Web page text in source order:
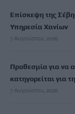
Επίσκεψη της
Υπηρεσία Χανίων
7 Αυγούστου, 2026
Προθεσμία για να
κατηγορείται για
7 Αυγούστου, 2026